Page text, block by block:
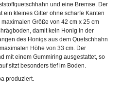
und eine Bremse. Der
ein kleines Gitter ohne scharfe Kanten
Größe von 42 cm x 25 cm
damit kein Honig in der
des Honigs aus dem Quetschhahn
Höhe von 33 cm. Der
mit einem Gummiring ausgestattet, so
sitzt besonders tief im Boden.
produziert.